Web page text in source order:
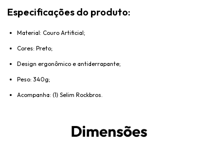
Especificações do produto:
Material: Couro Artificial;
Cores: Preto;
Design ergonômico e antiderrapante;
Peso: 340g;
Acompanha: (1) Selim Rockbros.